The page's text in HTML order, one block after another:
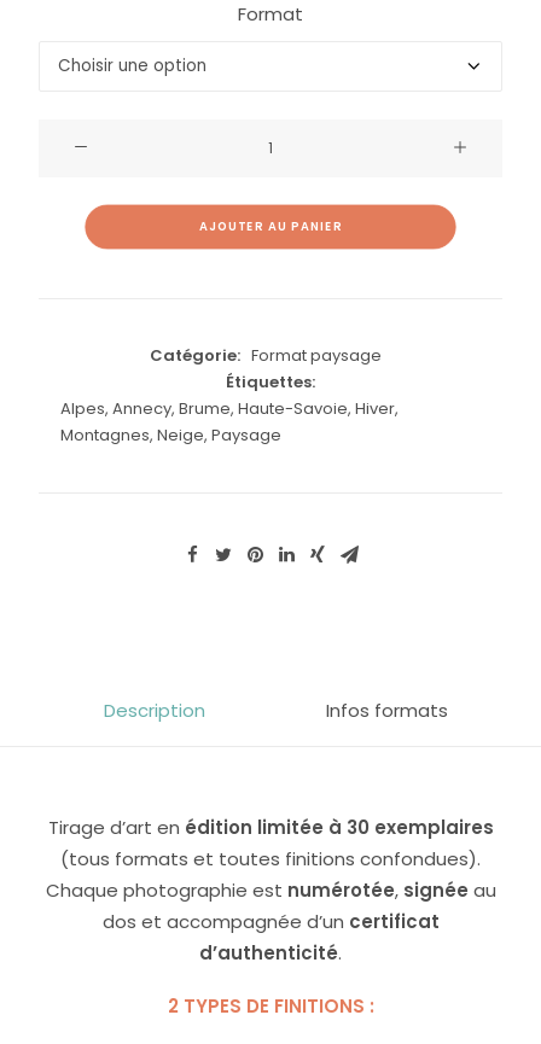
Format
de
du
soleil
sur
les
Semnoz,
AJOUTER AU PANIER
Catégorie: Format paysage
Étiquettes:
Alpes, Annecy, Brume, Haute-Savoie, Hiver,
Montagnes, Neige, Paysage
Description Infos formats
Tirage d’art en édition limitée à 30 exemplaires
(tous formats et toutes finitions confondues).
Chaque photographie est numérotée, signée au
dos et accompagnée d’un certificat
d’authenticité.
2 TYPES DE FINITIONS :